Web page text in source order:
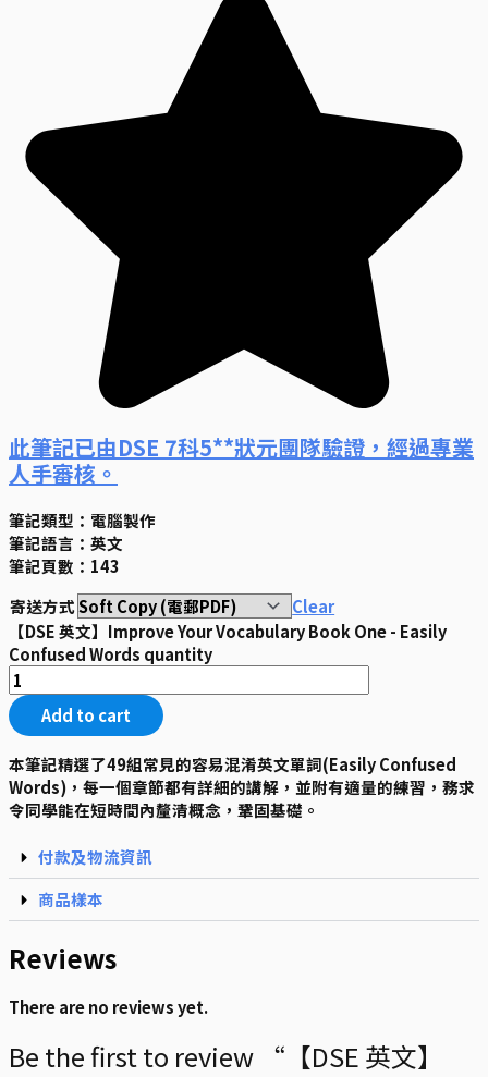
此筆記已由DSE 7科5**狀元團隊驗證，經過專業
人手審核。
筆記類型：電腦製作
筆記語言：英文
筆記頁數：143
寄送方式
Clear
【DSE 英文】Improve Your Vocabulary Book One - Easily
Confused Words quantity
Add to cart
本筆記精選了49組常見的容易混淆英文單詞(Easily Confused
Words)，每一個章節都有詳細的講解，並附有適量的練習，務求
令同學能在短時間內釐清概念，鞏固基礎。
付款及物流資訊
商品樣本
Reviews
There are no reviews yet.
Be the first to review “【DSE 英文】